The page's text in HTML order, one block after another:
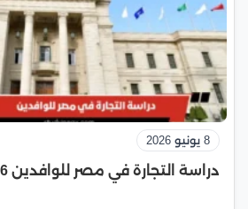
8 يونيو 2026
دراسة التجارة في مصر للوافدين 2026